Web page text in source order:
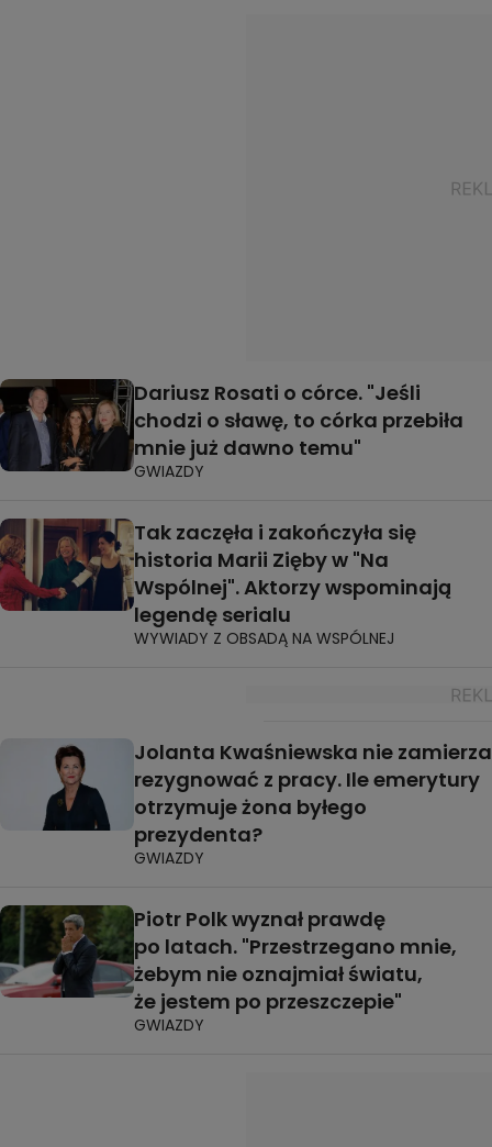
Dariusz Rosati o córce. "Jeśli
chodzi o sławę, to córka przebiła
mnie już dawno temu"
GWIAZDY
Tak zaczęła i zakończyła się
historia Marii Zięby w "Na
Wspólnej". Aktorzy wspominają
legendę serialu
WYWIADY Z OBSADĄ NA WSPÓLNEJ
Jolanta Kwaśniewska nie zamierza
rezygnować z pracy. Ile emerytury
otrzymuje żona byłego
prezydenta?
GWIAZDY
Piotr Polk wyznał prawdę
po latach. "Przestrzegano mnie,
żebym nie oznajmiał światu,
że jestem po przeszczepie"
GWIAZDY